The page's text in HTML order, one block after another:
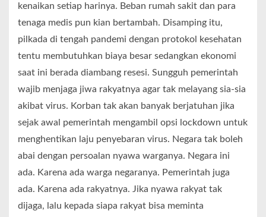
kenaikan setiap harinya. Beban rumah sakit dan para
tenaga medis pun kian bertambah. Disamping itu,
pilkada di tengah pandemi dengan protokol kesehatan
tentu membutuhkan biaya besar sedangkan ekonomi
saat ini berada diambang resesi. Sungguh pemerintah
wajib menjaga jiwa rakyatnya agar tak melayang sia-sia
akibat virus. Korban tak akan banyak berjatuhan jika
sejak awal pemerintah mengambil opsi lockdown untuk
menghentikan laju penyebaran virus. Negara tak boleh
abai dengan persoalan nyawa warganya. Negara ini
ada. Karena ada warga negaranya. Pemerintah juga
ada. Karena ada rakyatnya. Jika nyawa rakyat tak
dijaga, lalu kepada siapa rakyat bisa meminta